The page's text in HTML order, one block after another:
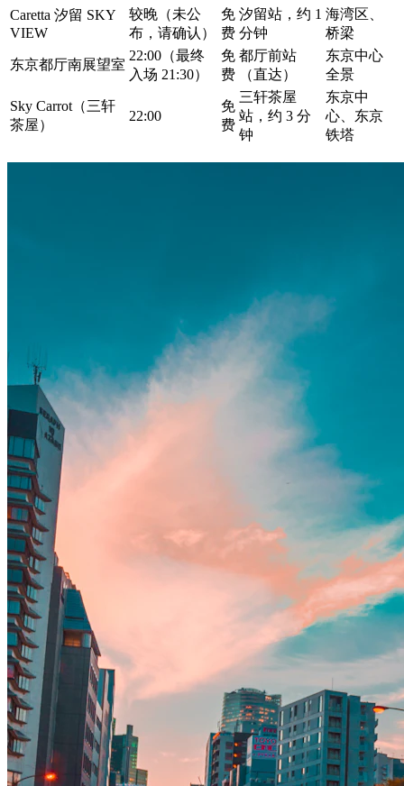
Caretta 汐留 SKY
VIEW
较晚（未公
布，请确认）
免
费
汐留站，约 1
分钟
海湾区、
桥梁
东京都厅南展望室
22:00（最终
入场 21:30）
免
费
都厅前站
（直达）
东京中心
全景
Sky Carrot（三轩
茶屋）
22:00
免
费
三轩茶屋
站，约 3 分
钟
东京中
心、东京
铁塔